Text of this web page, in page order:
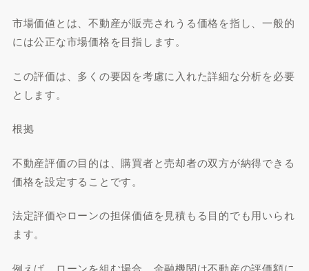
市場価値とは、不動産が販売されうる価格を指し、一般的
には公正な市場価格を目指します。
この評価は、多くの要因を考慮に入れた詳細な分析を必要
とします。
根拠
不動産評価の目的は、購買者と売却者の双方が納得できる
価格を設定することです。
法定評価やローンの担保価値を見積もる目的でも用いられ
ます。
例えば、ローンを組む場合、金融機関は不動産の評価額に